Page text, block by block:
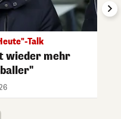
Talk
wieder mehr